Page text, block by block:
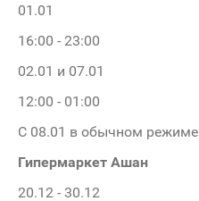
01.01
16:00 - 23:00
02.01 и 07.01
12:00 - 01:00
С 08.01 в обычном режиме
Гипермаркет Ашан
20.12 - 30.12